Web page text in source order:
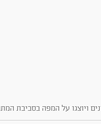
ויוצגו על המפה בסביבת